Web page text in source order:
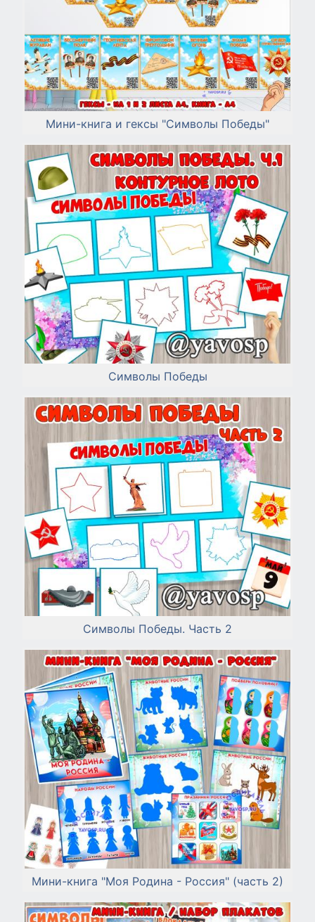
Мини-книга и гексы "Символы Победы"
Символы Победы
Символы Победы. Часть 2
Мини-книга "Моя Родина - Россия" (часть 2)